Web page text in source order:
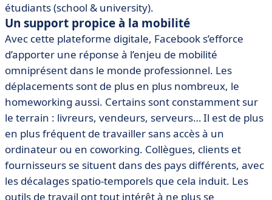
étudiants (school & university).
Un support propice à la mobilité
Avec cette plateforme digitale, Facebook s’efforce
d’apporter une réponse à l’enjeu de mobilité
omniprésent dans le monde professionnel. Les
déplacements sont de plus en plus nombreux, le
homeworking aussi. Certains sont constamment sur
le terrain : livreurs, vendeurs, serveurs… Il est de plus
en plus fréquent de travailler sans accès à un
ordinateur ou en coworking. Collègues, clients et
fournisseurs se situent dans des pays différents, avec
les décalages spatio-temporels que cela induit. Les
outils de travail ont tout intérêt à ne plus se